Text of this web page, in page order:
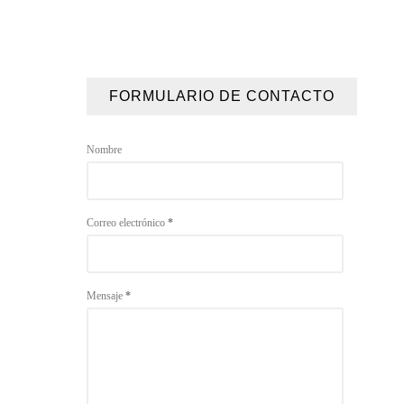
FORMULARIO DE CONTACTO
Nombre
Correo electrónico *
Mensaje *